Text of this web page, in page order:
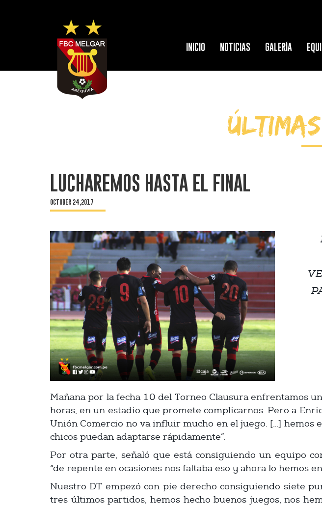
INICIO NOTICIAS GALERÍA
LUCHAREMOS HASTA EL FINAL
OCTOBER 24,2017
Mañana por la fecha 10 del Torneo Clausura enfrentamos
horas, en un estadio que promete complicarnos. Pero a
Unión Comercio no va influir mucho en el juego. […] hemos
chicos puedan adaptarse rápidamente”.
Por otra parte, señaló que está consiguiendo un equipo
“de repente en ocasiones nos faltaba eso y ahora lo hemos
Nuestro DT empezó con pie derecho consiguiendo siete
tres últimos partidos, hemos hecho buenos juegos, nos